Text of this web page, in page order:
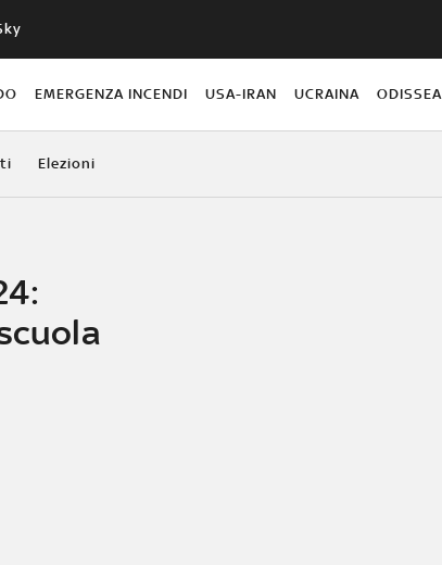
EMERGENZA INCENDI USA-IRAN UCRAINA ODISSEA
Elezioni